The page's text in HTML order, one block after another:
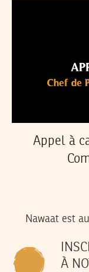
Appel à
Nawaat est
À